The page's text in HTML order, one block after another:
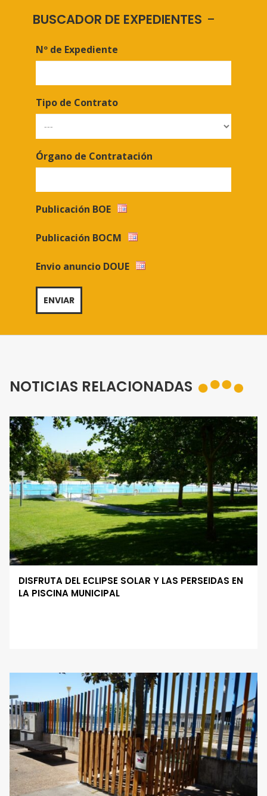
BUSCADOR DE EXPEDIENTES
Nº de Expediente
Tipo de Contrato
Órgano de Contratación
Publicación BOE
Publicación BOCM
Envio anuncio DOUE
NOTICIAS RELACIONADAS
DISFRUTA DEL ECLIPSE SOLAR Y LAS PERSEIDAS EN
LA PISCINA MUNICIPAL